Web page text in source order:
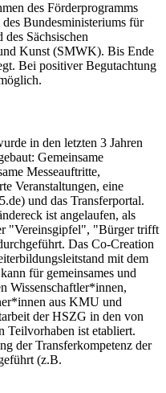
des Förderprogramms
Bundesministeriums für
Sächsischen
Kunst (SMWK). Bis Ende
Bei positiver Begutachtung
in den letzten 3 Jahren
Gemeinsame
Messeauftritte,
Veranstaltungen, eine
und das Transferportal.
ist angelaufen, als
"Vereinsgipfel", "Bürger trifft
Das Co-Creation
mit dem
für gemeinsames und
Wissenschaftler*innen,
aus KMU und
der HSZG in den von
Teilvorhaben ist etabliert.
der Transferkompetenz der
(z.B.